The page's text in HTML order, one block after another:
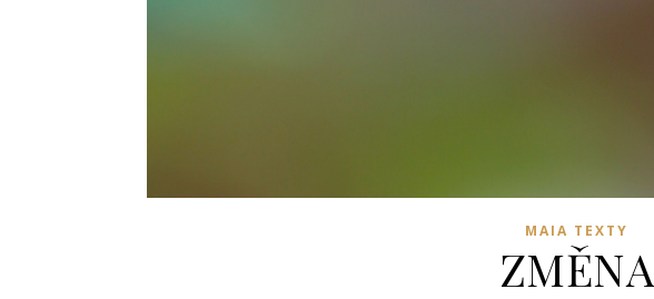
MAIA TEXTY
ZMĚNA